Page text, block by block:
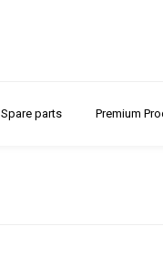
Spare parts Premium